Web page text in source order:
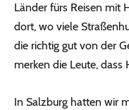
Länder fürs Reisen mit
dort, wo viele
die richtig gut von der
merken die Leute,
In Salzburg hatten wir